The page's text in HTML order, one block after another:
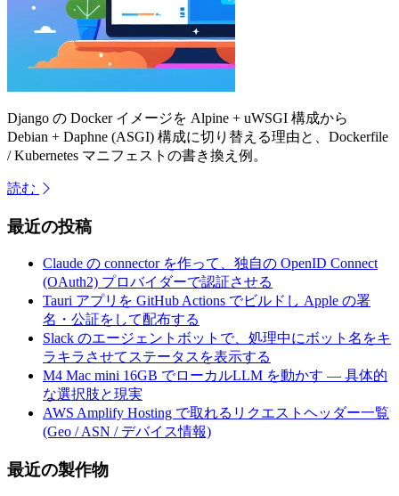
Django の Docker イメージを Alpine + uWSGI 構成から
Debian + Daphne (ASGI) 構成に切り替える理由と、Dockerfile
/ Kubernetes マニフェストの書き換え例。
読む
最近の投稿
Claude の connector を作って、独自の OpenID Connect
(OAuth2) プロバイダーで認証させる
Tauri アプリを GitHub Actions でビルドし Apple の署
名・公証をして配布する
Slack のエージェントボットで、処理中にボット名をキ
ラキラさせてステータスを表示する
M4 Mac mini 16GB でローカルLLM を動かす — 具体的
な選択肢と現実
AWS Amplify Hosting で取れるリクエストヘッダー一覧
(Geo / ASN / デバイス情報)
最近の製作物